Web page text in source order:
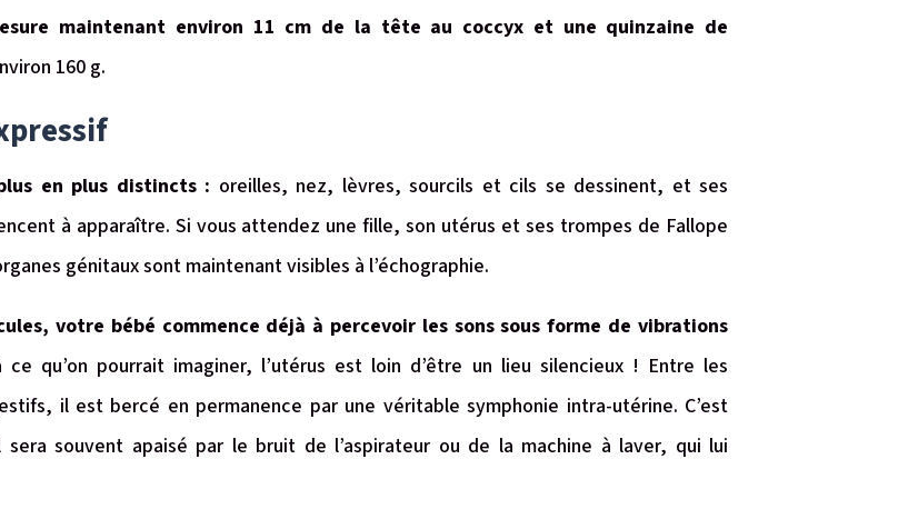
maintenant environ 11 cm de la tête au coccyx et une quinzaine de
160 g.
en plus distincts : oreilles, nez, lèvres, sourcils et cils se dessinent, et ses
à apparaître. Si vous attendez une fille, son utérus et ses trompes de Fallope
génitaux sont maintenant visibles à l’échographie.
votre bébé commence déjà à percevoir les sons sous forme de vibrations
qu’on pourrait imaginer, l’utérus est loin d’être un lieu silencieux ! Entre les
il est bercé en permanence par une véritable symphonie intra-utérine. C’est
sera souvent apaisé par le bruit de l’aspirateur ou de la machine à laver, qui lui